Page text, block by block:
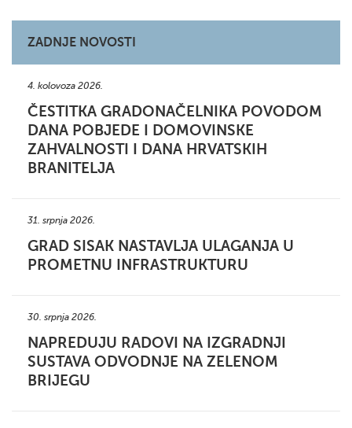
ZADNJE NOVOSTI
4. kolovoza 2026.
ČESTITKA GRADONAČELNIKA POVODOM
DANA POBJEDE I DOMOVINSKE
ZAHVALNOSTI I DANA HRVATSKIH
BRANITELJA
31. srpnja 2026.
GRAD SISAK NASTAVLJA ULAGANJA U
PROMETNU INFRASTRUKTURU
30. srpnja 2026.
NAPREDUJU RADOVI NA IZGRADNJI
SUSTAVA ODVODNJE NA ZELENOM
BRIJEGU